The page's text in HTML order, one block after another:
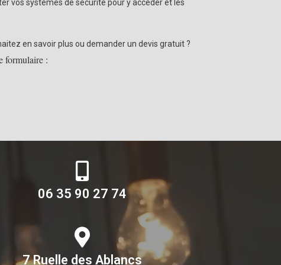
vos systèmes de sécurité pour y accéder et les
en savoir plus ou demander un devis gratuit ?
formulaire :
06 35 90 27 74
7 Ruelle des Ablancs